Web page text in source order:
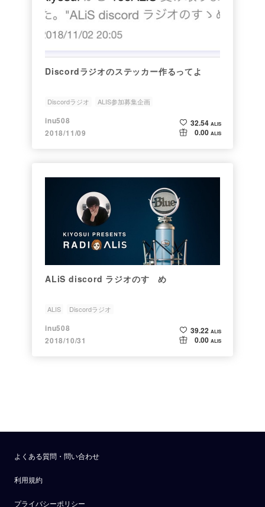
Discordラジオのステッカー作るってよ
Discordラジオ ALIS参加募集企画
inu508
2018/11/09
32.54 ALIS
0.00 ALIS
ALiS discord ラジオのすゝめ
ALIS Discordラジオ
inu508
2018/10/31
39.22 ALIS
0.00 ALIS
よくある質問・問い合わせ
利用規約
プライバシーポリシー